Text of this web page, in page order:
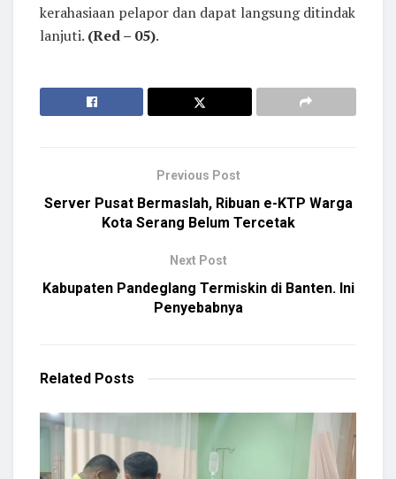
kerahasiaan pelapor dan dapat langsung ditindak
lanjuti. (Red – 05).
Previous Post
Server Pusat Bermaslah, Ribuan e-KTP Warga
Kota Serang Belum Tercetak
Next Post
Kabupaten Pandeglang Termiskin di Banten. Ini
Penyebabnya
Related Posts